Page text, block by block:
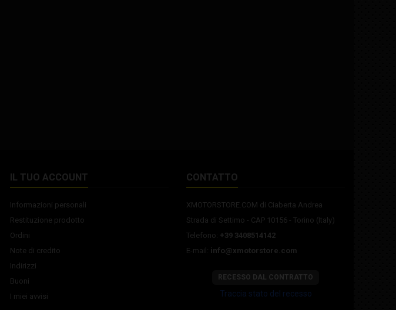
IL TUO ACCOUNT
Informazioni personali
Restituzione prodotto
Ordini
Note di credito
Indirizzi
Buoni
I miei avvisi
CONTATTO
XMOTORSTORE.COM di Ciaberta Andrea
Strada di Settimo - CAP 10156 - Torino (Italy)
Telefono: +39 3408514142
E-mail: info@xmotorstore.com
RECESSO DAL CONTRATTO
Traccia stato del recesso